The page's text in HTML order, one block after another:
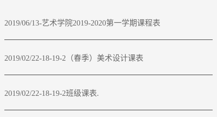
2019/06/13-艺术学院2019-2020第一学期课程表
2019/02/22-18-19-2（春季）美术设计课表
2019/02/22-18-19-2班级课表.